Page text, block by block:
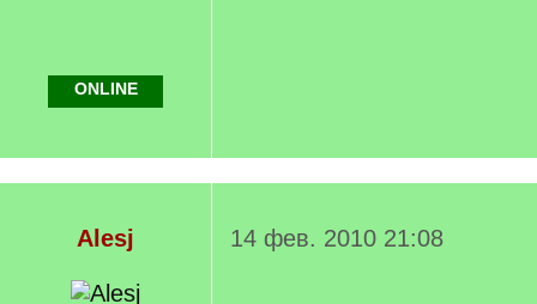
ONLINE
Alesj 14 фев. 2010 21:08